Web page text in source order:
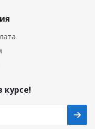
курсе!